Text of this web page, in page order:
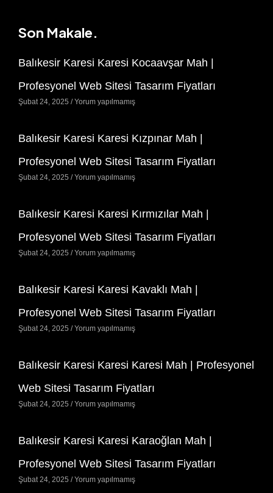
Son Makale.
Balıkesir Karesi Karesi Kocaavşar Mah |
Profesyonel Web Sitesi Tasarım Fiyatları
Şubat 24, 2025 Yorum yapılmamış
Balıkesir Karesi Karesi Kızpınar Mah |
Profesyonel Web Sitesi Tasarım Fiyatları
Şubat 24, 2025 Yorum yapılmamış
Balıkesir Karesi Karesi Kırmızılar Mah |
Profesyonel Web Sitesi Tasarım Fiyatları
Şubat 24, 2025 Yorum yapılmamış
Balıkesir Karesi Karesi Kavaklı Mah |
Profesyonel Web Sitesi Tasarım Fiyatları
Şubat 24, 2025 Yorum yapılmamış
Balıkesir Karesi Karesi Karesi Mah | Profesyonel
Web Sitesi Tasarım Fiyatları
Şubat 24, 2025 Yorum yapılmamış
Balıkesir Karesi Karesi Karaoğlan Mah |
Profesyonel Web Sitesi Tasarım Fiyatları
Şubat 24, 2025 Yorum yapılmamış